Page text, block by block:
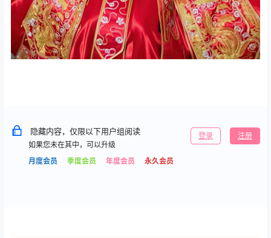
隐藏内容，仅限以下用户组阅读
如果您未在其中，可以升级
月度会员
季度会员 年度会员 永久会员
登录 注册